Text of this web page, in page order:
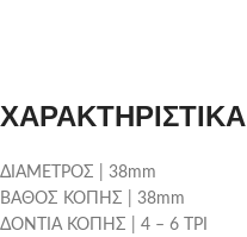
ΧΑΡΑΚΤΗΡΙΣΤΙΚΑ
ΔΙΑΜΕΤΡΟΣ | 38mm
ΒΑΘΟΣ ΚΟΠΗΣ | 38mm
ΔΟΝΤΙΑ ΚΟΠΗΣ | 4 – 6 ΤΡΙ